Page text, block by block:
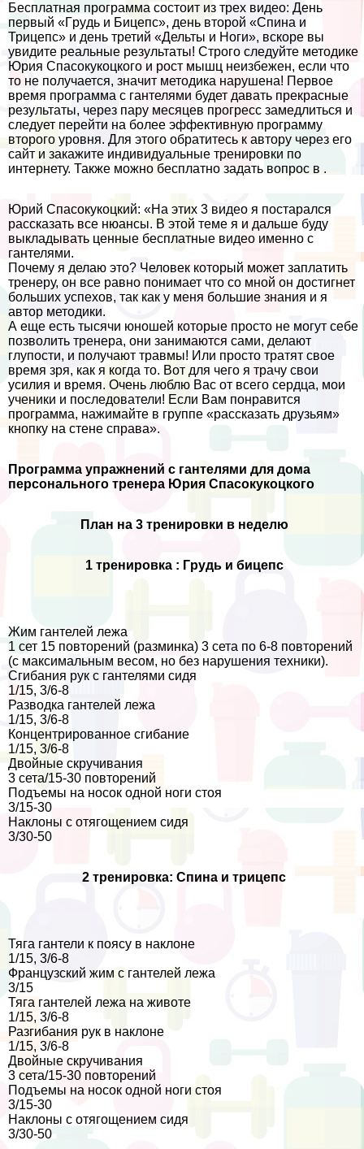
Бесплатная программа состоит из трех видео: День
первый «Гpyдь и Бицепс», день второй «Спина и
Трицепс» и день третий «Дельты и Ноги», вскоре вы
увидите реальные результаты! Строго следуйте методике
Юрия Спасокукоцкого и рост мышц неизбежен, если что
то не получается, значит методика нарушена! Первое
время программа с гантелями будет давать прекрасные
результаты, через пару месяцев прогресс замедлиться и
следует перейти на более эффективную программу
второго уровня. Для этого обратитесь к автору через его
сайт и закажите индивидуальные тренировки по
интернету. Также можно бесплатно задать вопрос в .
Юрий Спасокукоцкий: «На этих 3 видео я постарался
рассказать все нюансы. В этой теме я и дальше буду
выкладывать ценные бесплатные видео именно с
гантелями.
Почему я делаю это? Человек который может заплатить
тренеру, он все равно понимает что со мной он достигнет
больших успехов, так как у меня большие знания и я
автор методики.
А еще есть тысячи юношей которые просто не могут себе
позволить тренера, они занимаются сами, делают
глупости, и получают травмы! Или просто тратят свое
время зря, как я когда то. Вот для чего я трачу свои
усилия и время. Очень люблю Вас от всего сердца, мои
ученики и последователи! Если Вам понравится
программа, нажимайте в группе «рассказать друзьям»
кнопку на стене справа».
Программа упражнений с гантелями для дома
персонального тренера Юрия Спасокукоцкого
План на 3 тренировки в неделю
1 тренировка : Гpyдь и бицепс
Жим гантелей лежа
1 сет 15 повторений (разминка) 3 сета по 6-8 повторений
(с максимальным весом, но без нарушения техники).
Сгибания рук с гантелями сидя
1/15, 3/6-8
Разводка гантелей лежа
1/15, 3/6-8
Концентрированное сгибание
1/15, 3/6-8
Двойные скручивания
3 сета/15-30 повторений
Подъемы на носок одной ноги стоя
3/15-30
Наклоны с отягощением сидя
3/30-50
2 тренировка: Спина и трицепс
Тяга гантели к поясу в наклоне
1/15, 3/6-8
Французский жим с гантелей лежа
3/15
Тяга гантелей лежа на животе
1/15, 3/6-8
Разгибания рук в наклоне
1/15, 3/6-8
Двойные скручивания
3 сета/15-30 повторений
Подъемы на носок одной ноги стоя
3/15-30
Наклоны с отягощением сидя
3/30-50